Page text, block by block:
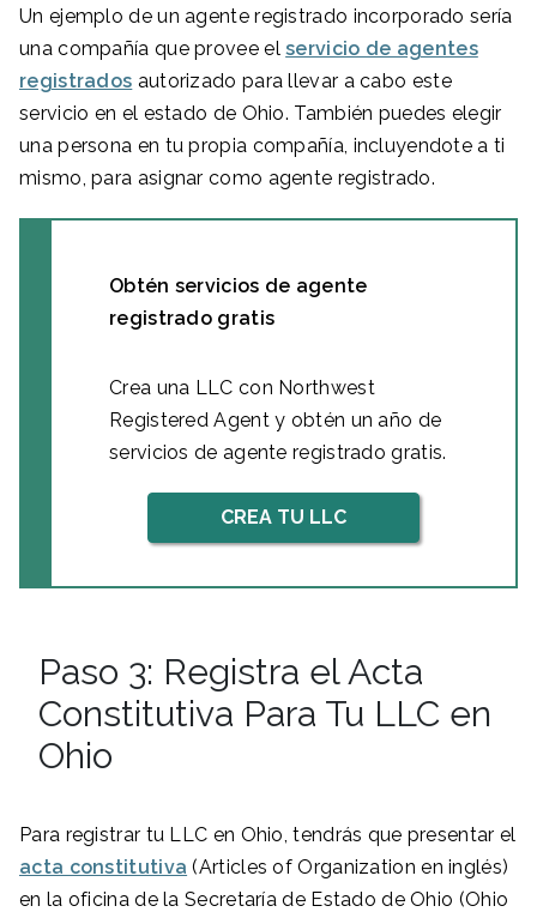
Un ejemplo de un agente registrado incorporado sería
una compañía que provee elservicio de agentes
registrados autorizado para llevar a cabo este
servicio en el estado de Ohio. También puedes elegir
una persona en tu propia compañía, incluyendote a ti
mismo, para asignar como agente registrado.
Obtén servicios de agente
registrado gratis
Crea una LLC con Northwest
Registered Agent y obtén un año de
servicios de agente registrado gratis.
CREA TU LLC
Paso 3: Registra el Acta
Constitutiva Para Tu LLC en
Ohio
Para registrar tu LLC en Ohio, tendrás que presentar el
acta constitutiva (Articles of Organization en inglés)
en la oficina de la Secretaría de Estado de Ohio (Ohio